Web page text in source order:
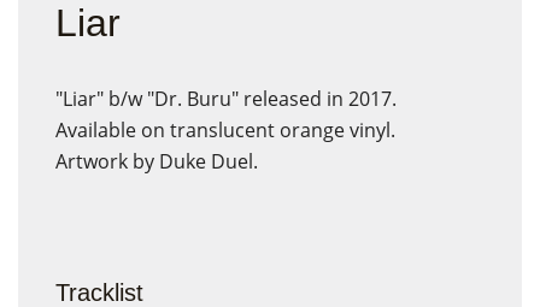
Liar
"Liar" b/w "Dr. Buru" released in 2017.
Available on translucent orange vinyl.
Artwork by Duke Duel.
Tracklist